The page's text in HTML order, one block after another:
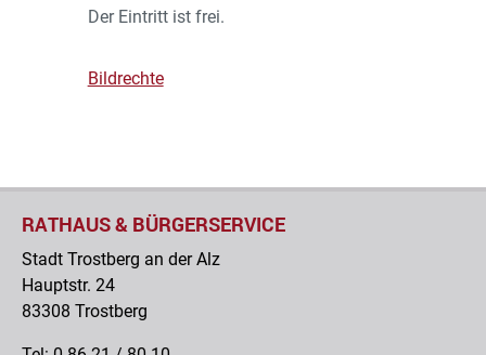
Der Eintritt ist frei.
Bildrechte
RATHAUS & BÜRGERSERVICE
Stadt Trostberg an der Alz
Hauptstr. 24
83308 Trostberg